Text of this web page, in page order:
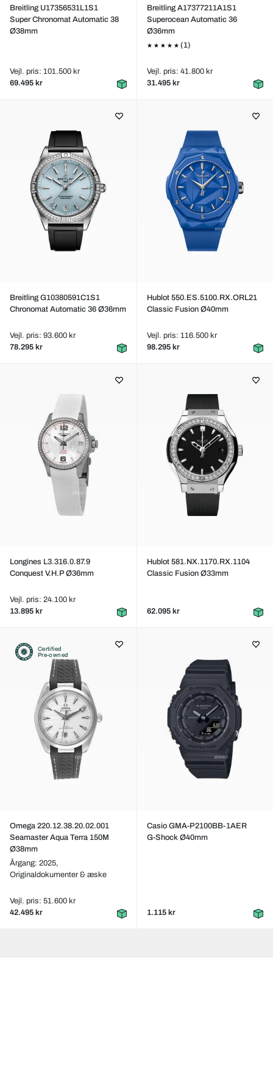
Breitling U17356531L1S1
Super Chronomat Automatic 38
Ø38mm
Vejl. pris: 101.500 kr
69.495 kr
Breitling A17377211A1S1
Superocean Automatic 36
Ø36mm
(1)
Vejl. pris: 41.800 kr
31.495 kr
Breitling G10380591C1S1
Chronomat Automatic 36 Ø36mm
Vejl. pris: 93.600 kr
78.295 kr
Hublot 550.ES.5100.RX.ORL21
Classic Fusion Ø40mm
Vejl. pris: 116.500 kr
98.295 kr
Longines L3.316.0.87.9
Conquest V.H.P Ø36mm
Vejl. pris: 24.100 kr
13.895 kr
Hublot 581.NX.1170.RX.1104
Classic Fusion Ø33mm
62.095 kr
Certified
Pre-owned
Omega 220.12.38.20.02.001
Seamaster Aqua Terra 150M
Ø38mm
Årgang: 2025,
Originaldokumenter & æske
Vejl. pris: 51.600 kr
42.495 kr
Casio GMA-P2100BB-1AER
G-Shock Ø40mm
1.115 kr